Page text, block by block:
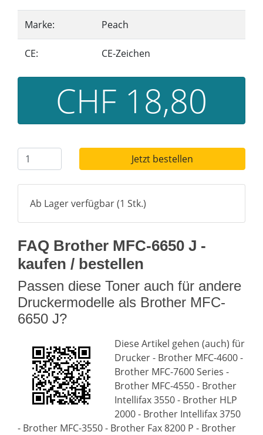
Marke: Peach
CE: CE-Zeichen
CHF 18,80
Jetzt bestellen
Ab Lager verfügbar (1 Stk.)
FAQ Brother MFC-6650 J -
kaufen / bestellen
Passen diese Toner auch für andere
Druckermodelle als Brother MFC-
6650 J?
Diese Artikel gehen (auch) für
Drucker - Brother MFC-4600 -
Brother MFC-7600 Series -
Brother MFC-4550 - Brother
Intellifax 3550 - Brother HLP
2000 - Brother Intellifax 3750
- Brother MFC-3550 - Brother Fax 8200 P - Brother